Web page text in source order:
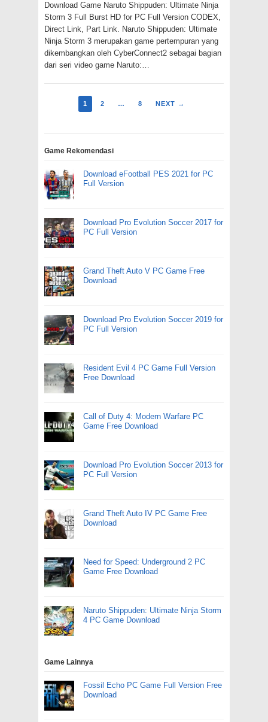
Download Game Naruto Shippuden: Ultimate Ninja
Storm 3 Full Burst HD for PC Full Version CODEX,
Direct Link, Part Link. Naruto Shippuden: Ultimate
Ninja Storm 3 merupakan game pertempuran yang
dikembangkan oleh CyberConnect2 sebagai bagian
dari seri video game Naruto:…
1 2 … 8 NEXT →
Game Rekomendasi
Download eFootball PES 2021 for PC
Full Version
Download Pro Evolution Soccer 2017 for
PC Full Version
Grand Theft Auto V PC Game Free
Download
Download Pro Evolution Soccer 2019 for
PC Full Version
Resident Evil 4 PC Game Full Version
Free Download
Call of Duty 4: Modern Warfare PC
Game Free Download
Download Pro Evolution Soccer 2013 for
PC Full Version
Grand Theft Auto IV PC Game Free
Download
Need for Speed: Underground 2 PC
Game Free Download
Naruto Shippuden: Ultimate Ninja Storm
4 PC Game Download
Game Lainnya
Fossil Echo PC Game Full Version Free
Download